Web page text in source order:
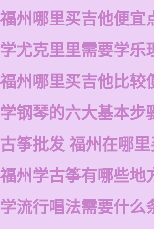
福州哪里买吉他便宜
学尤克里里需要学乐
福州哪里买吉他比较
学钢琴的六大基本步
古筝批发 福州在哪
福州学古筝有哪些地
学流行唱法需要什么